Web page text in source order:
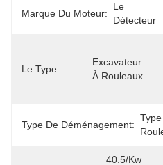
Marque Du Moteur:
Le
Détecteur
Le Type:
Excavateur
À Rouleaux
Type De Déménagement:
40.5/kw